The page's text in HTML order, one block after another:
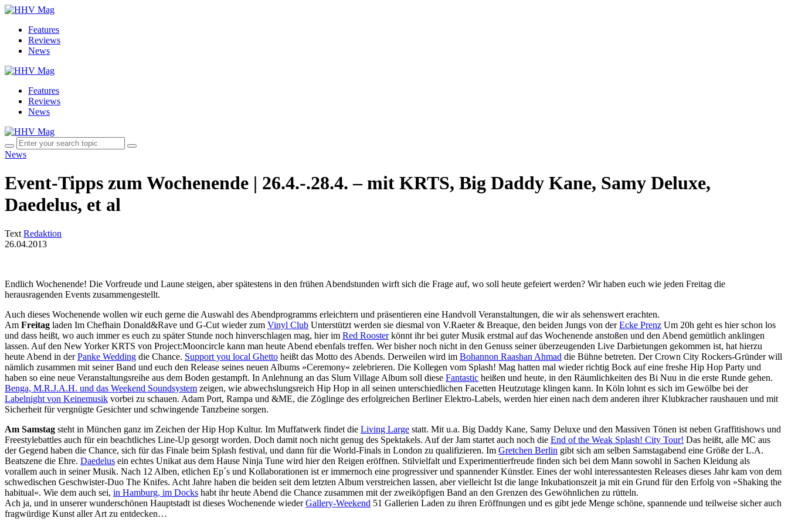
Features
Reviews
News
Features
Reviews
News
News
Event-Tipps zum Wochenende | 26.4.-.28.4. – mit KRTS, Big Daddy Kane, Samy Deluxe,
Daedelus, et al
Text Redaktion
26.04.2013
Endlich Wochenende! Die Vorfreude und Laune steigen, aber spätestens in den frühen Abendstunden wirft sich die Frage auf, wo soll heute gefeiert werden? Wir haben euch wie jeden Freitag die
herausragenden Events zusammengestellt.
Auch dieses Wochenende wollen wir euch gerne die Auswahl des Abendprogramms erleichtern und präsentieren eine Handvoll Veranstaltungen, die wir als sehenswert erachten.
Am Freitag laden Im Chefhain Donald&Rave und G-Cut wieder zum Vinyl Club Unterstützt werden sie diesmal von V.Raeter & Breaque, den beiden Jungs von derEcke Prenz Um 20h geht es hier schon los
und dass heißt, wo auch immer es euch zu später Stunde noch hinverschlagen mag, hier im Red Roosterkönnt ihr bei guter Musik erstmal auf das Wochenende anstoßen und den Abend gemütlich anklingen
lassen. Auf den New Yorker KRTS von Project:Mooncircle kann man heute Abend ebenfals treffen. Wer bisher noch nicht in den Genuss seiner überzeugenden Live Darbietungen gekommen ist, hat hierzu
heute Abend in derPanke Wedding die Chance. Support you local Ghetto heißt das Motto des Abends. Derweilen wird im Bohannon Raashan Ahmad die Bühne betreten. Der Crown City Rockers-Gründer will
nämlich zusammen mit seiner Band und euch den Release seines neuen Albums »Ceremony« zelebrieren. Die Kollegen vom Splash! Mag hatten mal wieder richtig Bock auf eine freshe Hip Hop Party und
haben so eine neue Veranstaltungsreihe aus dem Boden gestampft. In Anlehnung an das Slum Village Album soll diese Fantastic heißen und heute, in den Räumlichkeiten des Bi Nuu in die erste Runde gehen.
Benga, M.R.J.A.H. und das Weekend Soundsystem zeigen, wie abwechslungsreich Hip Hop in all seinen unterschiedlichen Facetten Heutzutage klingen kann. In Köln lohnt es sich im Gewölbe bei der
Labelnight von Keinemusik vorbei zu schauen. Adam Port, Rampa und &ME, die Zöglinge des erfolgreichen Berliner Elektro-Labels, werden hier einen nach dem anderen ihrer Klubkracher raushauen und mit
Sicherheit für vergnügte Gesichter und schwingende Tanzbeine sorgen.
Am Samstag steht in München ganz im Zeichen der Hip Hop Kultur. Im Muffatwerk findet die Living Large statt. Mit u.a. Big Daddy Kane, Samy Deluxe und den Massiven Tönen ist neben Graffitishows und
Freestylebattles auch für ein beachtliches Line-Up gesorgt worden. Doch damit noch nicht genug des Spektakels. Auf der Jam startet auch noch die End of the Weak Splash! City Tour! Das heißt, alle MC aus
der Gegend haben die Chance, sich für das Finale beim Splash festival, und dann für die World-Finals in London zu qualifizieren. Im Gretchen Berlin gibt sich am selben Samstagabend eine Größe der L.A.
Beatszene die Ehre. Daedelus ein echtes Unikat aus dem Hause Ninja Tune wird hier den Reigen eröffnen. Stilvielfalt und Experimentierfreude finden sich bei dem Mann sowohl in Sachen Kleidung als
vorallem auch in seiner Musik. Nach 12 Alben, etlichen Ep´s und Kollaborationen ist er immernoch eine progressiver und spannender Künstler. Eines der wohl interessantesten Releases dieses Jahr kam von dem
schwedischen Geschwister-Duo The Knifes. Acht Jahre haben die beiden seit dem letzten Album verstreichen lassen, aber vielleicht Ist die lange Inkubationszeit ja mit ein Grund für den Erfolg von »Shaking the
habitual«. Wie dem auch sei, in Hamburg, im Docks habt ihr heute Abend die Chance zusammen mit der zweiköpfigen Band an den Grenzen des Gewöhnlichen zu rütteln.
Ach ja, und in unserer wunderschönen Hauptstadt ist dieses Wochenende wiederGallery-Weekend 51 Gallerien Laden zu ihren Eröffnungen und es gibt jede Menge schöne, spannende und teilweise sicher auch
fragwürdige Kunst aller Art zu entdecken…